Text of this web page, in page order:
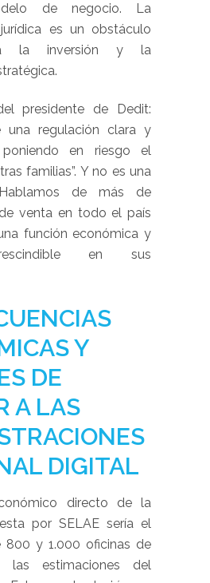
de negocio. La
es un obstáculo
la inversión y la
presidente de Dedit:
una regulación clara y
en riesgo el
familias”. Y no es una
Hablamos de más de
venta en todo el país
función económica y
en sus
Y
DE
A LAS
DIGITAL
directo de la
por SELAE sería el
800 y 1.000 oficinas de
las estimaciones del